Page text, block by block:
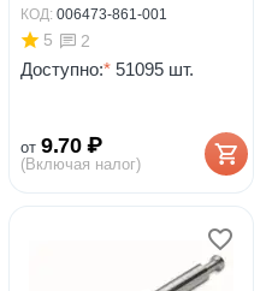
КОД: 006473-861-001
5 2
Доступно:* 51095 шт.
от 9.70 ₽
(Включая налог)